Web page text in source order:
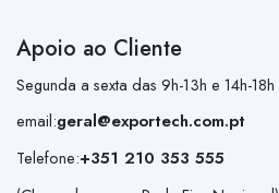
Apoio ao Cliente
Segunda a sexta das 9h-13h e 14h-18h
email:geral@exportech.com.pt
Telefone:+351 210 353 555